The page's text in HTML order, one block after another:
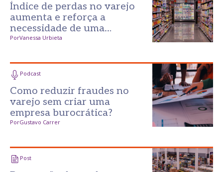
Índice de perdas no varejo
aumenta e reforça a
necessidade de uma
prevenção mais inteligente
PorVanessa Urbieta
Podcast
Como reduzir fraudes no
varejo sem criar uma
empresa burocrática?
PorGustavo Carrer
Post